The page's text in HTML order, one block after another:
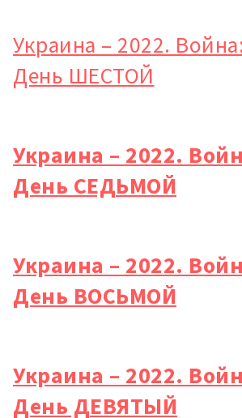
Украина – 2022. Война:
День ШЕСТОЙ
Украина – 2022.
День СЕДЬМОЙ
Украина – 2022.
День ВОСЬМОЙ
Украина – 2022.
День ДЕВЯТЫЙ
Citește